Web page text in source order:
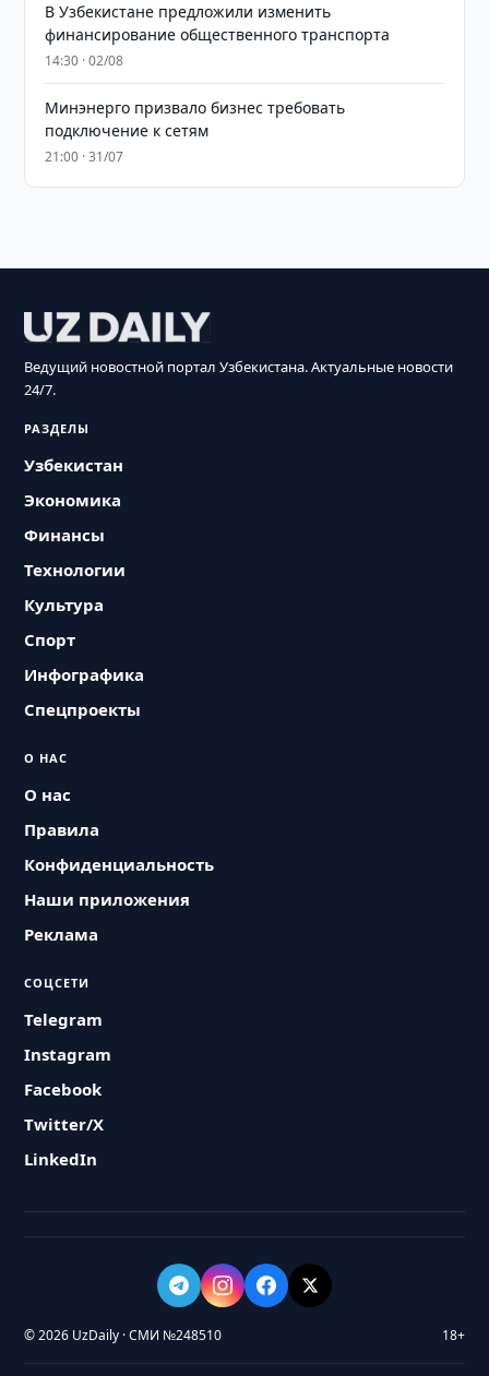
В Узбекистане предложили изменить
финансирование общественного транспорта
14:30 · 02/08
Минэнерго призвало бизнес требовать
подключение к сетям
21:00 · 31/07
Ведущий новостной портал Узбекистана. Актуальные новости
24/7.
РАЗДЕЛЫ
Узбекистан
Экономика
Финансы
Технологии
Культура
Спорт
Инфографика
Спецпроекты
О НАС
О нас
Правила
Конфиденциальность
Наши приложения
Реклама
СОЦСЕТИ
Telegram
Instagram
Facebook
Twitter/X
LinkedIn
© 2026 UzDaily · СМИ №248510 18+